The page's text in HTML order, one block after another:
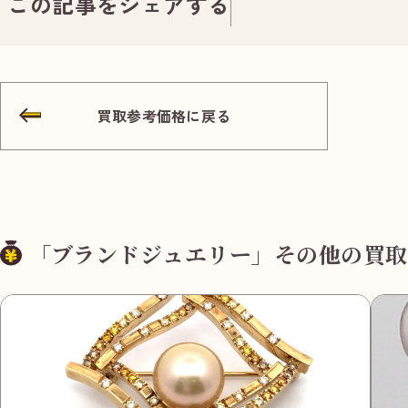
買取参考価格に戻る
「ブランドジュエリー」その他の買